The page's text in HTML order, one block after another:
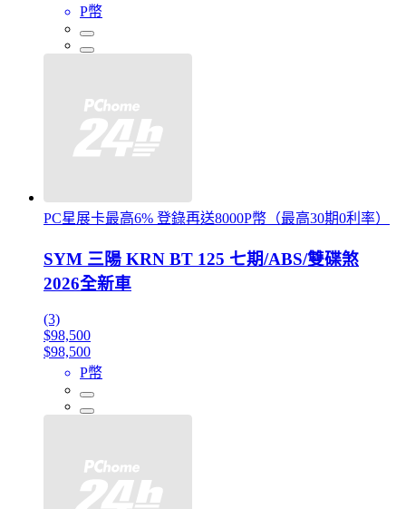
P幣
PC星展卡最高6% 登錄再送8000P幣（最高30期0利率）
SYM 三陽 KRN BT 125 七期/ABS/雙碟煞
2026全新車
(3)
$98,500
$98,500
P幣